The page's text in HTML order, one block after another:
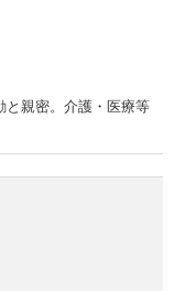
と親密。介護・医療等